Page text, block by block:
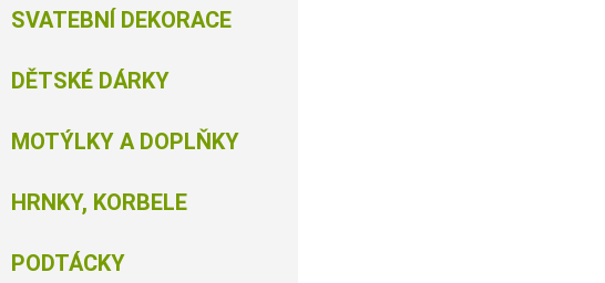
SVATEBNÍ DEKORACE
DĚTSKÉ DÁRKY
MOTÝLKY A DOPLŇKY
HRNKY, KORBELE
PODTÁCKY